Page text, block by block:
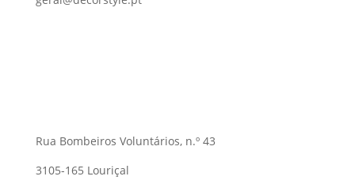
Rua Bombeiros Voluntários, n.º 43
3105-165 Louriçal